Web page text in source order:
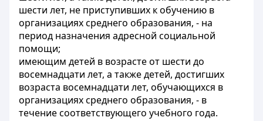
шести лет, не приступивших к обучению в
организациях среднего образования, - на
период назначения адресной социальной
помощи;
имеющим детей в возрасте от шести до
восемнадцати лет, а также детей, достигших
возраста восемнадцати лет, обучающихся в
организациях среднего образования, - в
течение соответствующего учебного года.